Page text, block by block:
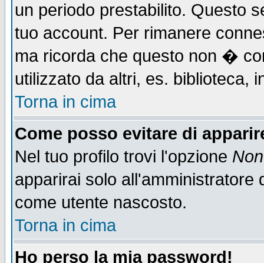
un periodo prestabilito. Questo
tuo account. Per rimanere
ma ricorda che questo non �
utilizzato da altri, es.
Torna in cima
Come posso evitare di
Nel tuo profilo trovi l'opzione
apparirai solo all'amministratore
come utente nascosto.
Torna in cima
Ho perso la mia password!